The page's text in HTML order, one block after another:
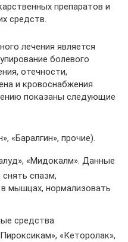
препаратов и
средств.
лечения является
болевого
отечности,
и кровоснабжения
показаны следующие
«Баралгин», прочие).
«Мидокалм». Данные
спазм,
мышцах, нормализовать
средства
«Кеторолак»,